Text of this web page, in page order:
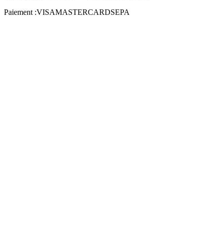
Paiement :VISAMASTERCARDSEPA